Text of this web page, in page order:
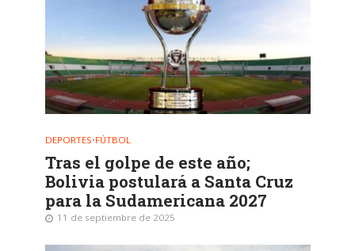
DEPORTES•FÚTBOL
Tras el golpe de este año;
Bolivia postulará a Santa Cruz
para la Sudamericana 2027
11 de septiembre de 2025